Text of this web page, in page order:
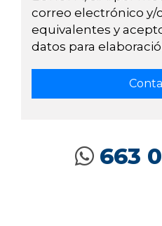
correo electrónico y/
equivalentes y
datos para
663